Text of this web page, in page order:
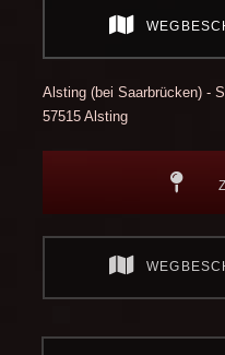
Alsting (bei Saarbrücken) -
57515 Alsting